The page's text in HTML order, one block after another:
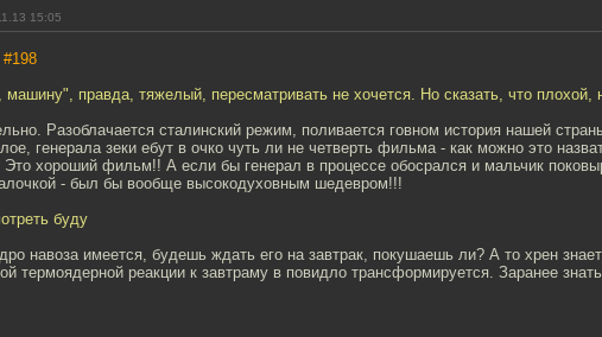
15:05
#198
машину", правда, тяжелый, пересматривать не хочется. Но сказать, что плохой,
Разоблачается сталинский режим, поливается говном история нашей
генерала зеки ебут в очко чуть ли не четверть фильма - как можно это
хороший фильм!! А если бы генерал в процессе обосрался и мальчик
- был бы вообще высокодуховным шедевром!!!
буду
навоза имеется, будешь ждать его на завтрак, покушаешь ли? А то хрен
термоядерной реакции к завтраму в повидло трансформируется. Заранее